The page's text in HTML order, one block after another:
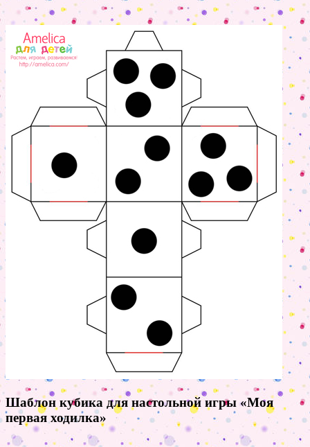
Шаблон кубика для настольной игры «Моя
первая ходилка»